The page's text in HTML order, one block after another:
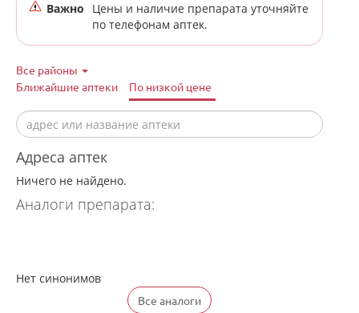
Важно
Цены и наличие препарата уточняйте
по телефонам аптек.
Все районы
Ближайшие аптеки
По низкой цене
Адреса аптек
Ничего не найдено.
Аналоги препарата:
Нет синонимов
Все аналоги